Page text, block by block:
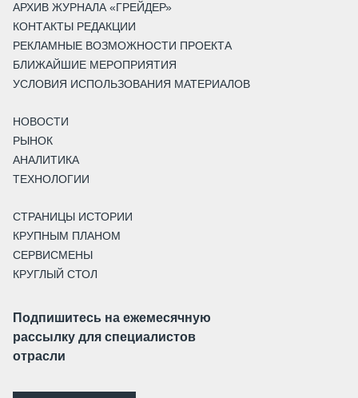
АРХИВ ЖУРНАЛА «ГРЕЙДЕР»
КОНТАКТЫ РЕДАКЦИИ
РЕКЛАМНЫЕ ВОЗМОЖНОСТИ ПРОЕКТА
БЛИЖАЙШИЕ МЕРОПРИЯТИЯ
УСЛОВИЯ ИСПОЛЬЗОВАНИЯ МАТЕРИАЛОВ
НОВОСТИ
РЫНОК
АНАЛИТИКА
ТЕХНОЛОГИИ
СТРАНИЦЫ ИСТОРИИ
КРУПНЫМ ПЛАНОМ
СЕРВИСМЕНЫ
КРУГЛЫЙ СТОЛ
Подпишитесь на ежемесячную
рассылку для специалистов
отрасли